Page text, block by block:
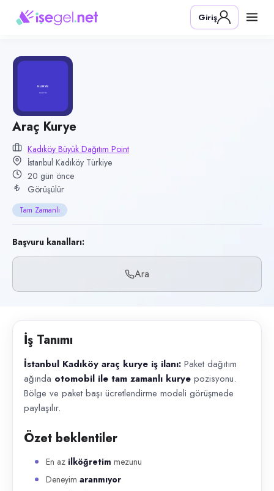
Pozisyon
Araç Kurye
Kadıköy Büyük Dağıtım Point
Kategori
Lojistik & Taşımacılık
Konum
Kadıköy, İstanbul
Çalışma şekli
Tam Zamanlı
Yayın tarihi
17 Temmuz 2026
Son geçerlilik
15 Ekim 2026
İlan açıklaması
İstanbul Kadıköy araç kurye iş ilanı: Paket dağıtım ağında otomobil
Giriş
Araç Kurye
Kadıköy Büyük Dağıtım Point
İstanbul Kadıköy Türkiye
20 gün önce
Görüşülür
Tam Zamanlı
Başvuru kanalları:
Ara
İş Tanımı
İstanbul Kadıköy araç kurye iş ilanı: Paket dağıtım
ağında otomobil ile tam zamanlı kurye pozisyonu.
Bölge ve paket başı ücretlendirme modeli görüşmede
paylaşılır.
Özet beklentiler
En az ilköğretim mezunu
Deneyim aranmıyor